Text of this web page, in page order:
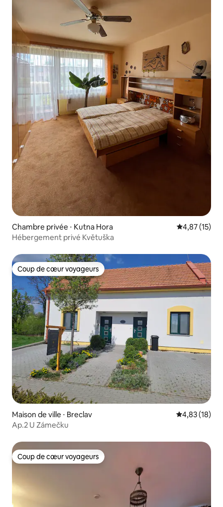
Chambre privée ⋅ Kutna Hora Évaluation
4,87 (15)
Hébergement privé Květuška
Coup de cœur voyageurs
Coup de cœur voyageurs
Maison de ville ⋅ Breclav Évaluation
4,83 (18)
Ap.2 U Zámečku
Coup de cœur voyageurs
Coup de cœur voyageurs